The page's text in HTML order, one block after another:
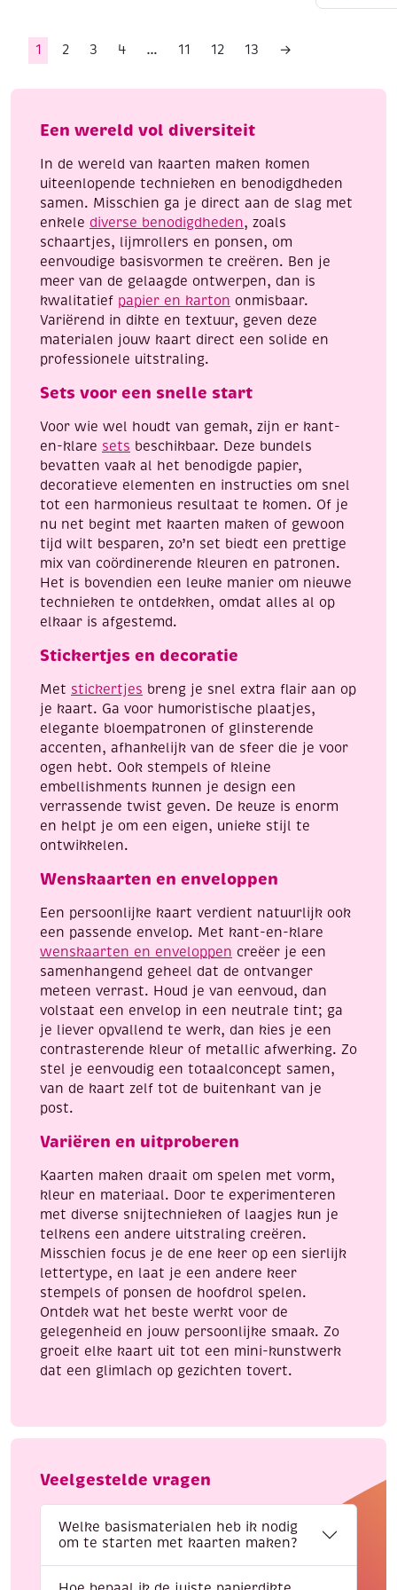
1 2 3 4 … 11 12 13 →
Een wereld vol diversiteit
In de wereld van kaarten maken komen
uiteenlopende technieken en benodigdheden
samen. Misschien ga je direct aan de slag met
enkele diverse benodigdheden, zoals
schaartjes, lijmrollers en ponsen, om
eenvoudige basisvormen te creëren. Ben je
meer van de gelaagde ontwerpen, dan is
kwalitatief papier en karton onmisbaar.
Variërend in dikte en textuur, geven deze
materialen jouw kaart direct een solide en
professionele uitstraling.
Sets voor een snelle start
Voor wie wel houdt van gemak, zijn er kant-
en-klare sets beschikbaar. Deze bundels
bevatten vaak al het benodigde papier,
decoratieve elementen en instructies om snel
tot een harmonieus resultaat te komen. Of je
nu net begint met kaarten maken of gewoon
tijd wilt besparen, zo’n set biedt een prettige
mix van coördinerende kleuren en patronen.
Het is bovendien een leuke manier om nieuwe
technieken te ontdekken, omdat alles al op
elkaar is afgestemd.
Stickertjes en decoratie
Met stickertjes breng je snel extra flair aan op
je kaart. Ga voor humoristische plaatjes,
elegante bloempatronen of glinsterende
accenten, afhankelijk van de sfeer die je voor
ogen hebt. Ook stempels of kleine
embellishments kunnen je design een
verrassende twist geven. De keuze is enorm
en helpt je om een eigen, unieke stijl te
ontwikkelen.
Wenskaarten en enveloppen
Een persoonlijke kaart verdient natuurlijk ook
een passende envelop. Met kant-en-klare
wenskaarten en enveloppen creëer je een
samenhangend geheel dat de ontvanger
meteen verrast. Houd je van eenvoud, dan
volstaat een envelop in een neutrale tint; ga
je liever opvallend te werk, dan kies je een
contrasterende kleur of metallic afwerking. Zo
stel je eenvoudig een totaalconcept samen,
van de kaart zelf tot de buitenkant van je
post.
Variëren en uitproberen
Kaarten maken draait om spelen met vorm,
kleur en materiaal. Door te experimenteren
met diverse snijtechnieken of laagjes kun je
telkens een andere uitstraling creëren.
Misschien focus je de ene keer op een sierlijk
lettertype, en laat je een andere keer
stempels of ponsen de hoofdrol spelen.
Ontdek wat het beste werkt voor de
gelegenheid en jouw persoonlijke smaak. Zo
groeit elke kaart uit tot een mini-kunstwerk
dat een glimlach op gezichten tovert.
Veelgestelde vragen
Welke basismaterialen heb ik nodig
om te starten met kaarten maken?